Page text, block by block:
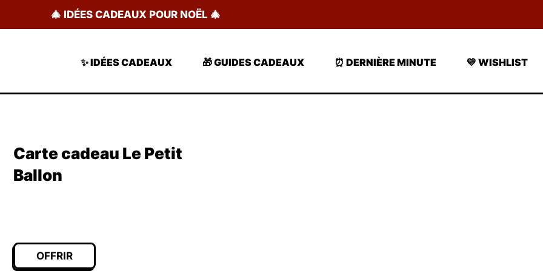
🎄 IDÉES CADEAUX POUR NOËL 🎄
✨ IDÉES CADEAUX 🎁 GUIDES CADEAUX ⏰ DERNIÈRE MINUTE 💛 WISHLIST
Carte cadeau Le Petit
Ballon
OFFRIR